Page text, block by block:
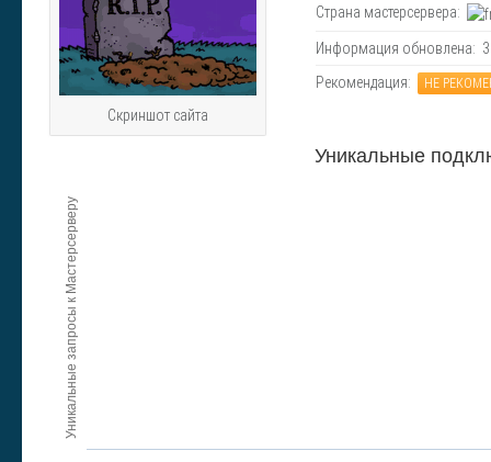
Скриншот сайта
Страна мастерсервера:
Информация обновлена:
Рекомендация:
НЕ
Уникальные запросы к Мастерсерверу
Уникальные